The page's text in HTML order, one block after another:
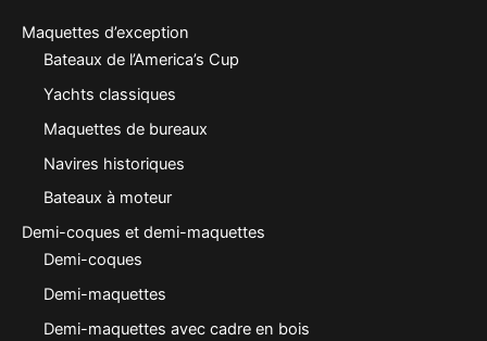
Maquettes d’exception
Bateaux de l’America’s Cup
Yachts classiques
Maquettes de bureaux
Navires historiques
Bateaux à moteur
Demi-coques et demi-maquettes
Demi-coques
Demi-maquettes
Demi-maquettes avec cadre en bois